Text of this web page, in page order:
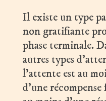
Il existe un type
non gratifiante
phase terminale.
autres types
l’attente est au
d’une